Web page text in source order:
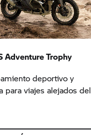
Adventure Trophy
deportivo y
para viajes alejados del